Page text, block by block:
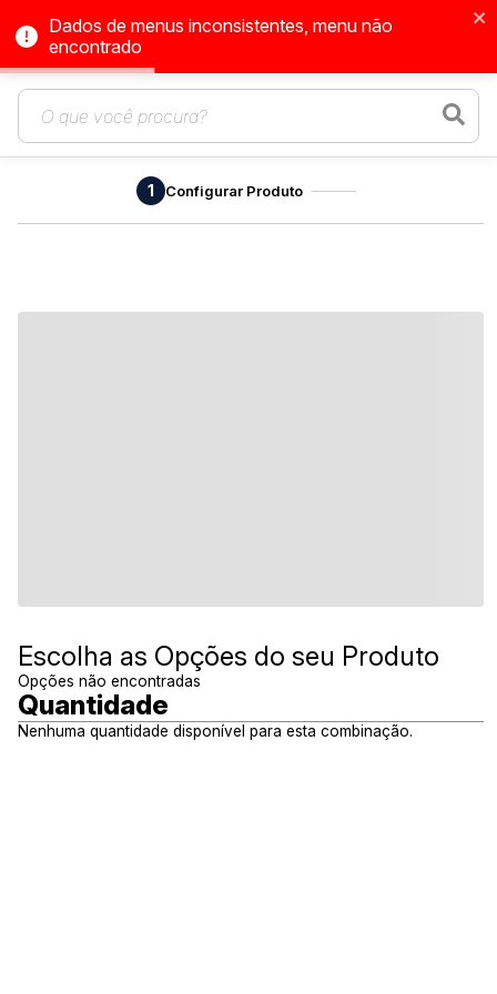
Dados de menus inconsistentes, menu não
encontrado
1 Configurar Produto
Escolha as Opções do seu Produto
Opções não encontradas
Quantidade
Nenhuma quantidade disponível para esta combinação.